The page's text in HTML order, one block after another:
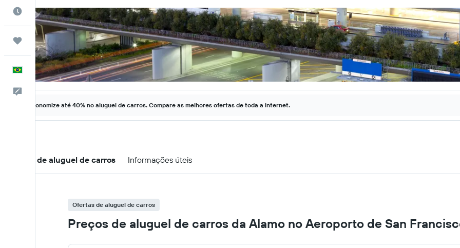
Quando ir
Trips
Português
Comentários
Economize até 40% no aluguel de carros. Compare as melhores ofertas de toda a internet.
Ofertas de aluguel de carros Informações úteis
Ofertas de aluguel de carros
Preços de aluguel de carros da Alamo no Aeroporto de San